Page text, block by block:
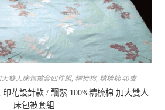
雙人床包被套四件組, 精梳棉, 精梳棉 40支
花設計款 / 飄絮 100%精梳棉 加大雙人
床包被套組